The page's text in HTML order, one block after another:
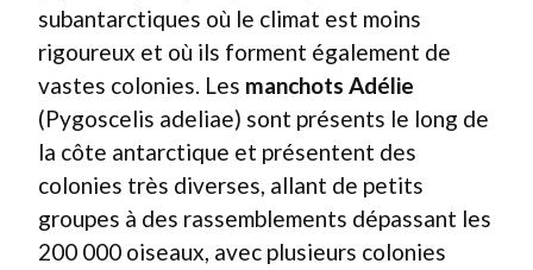
subantarctiques où le climat est moins
rigoureux et où ils forment également de
vastes colonies. Les manchots Adélie
(Pygoscelis adeliae) sont présents le long de
la côte antarctique et présentent des
colonies très diverses, allant de petits
groupes à des rassemblements dépassant les
200 000 oiseaux, avec plusieurs colonies